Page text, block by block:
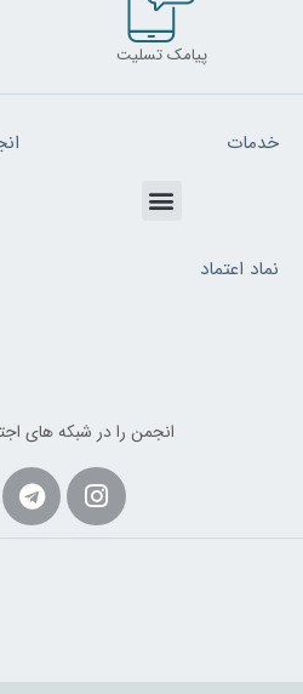
پیامک تسلیت
خدمات
Menu
نماد اعتماد
انجمن را در شبکه های